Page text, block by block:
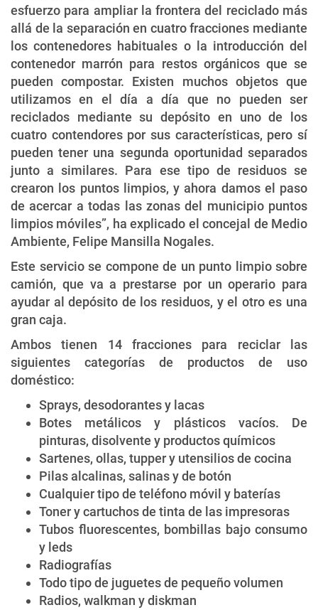
esfuerzo para ampliar la frontera del reciclado más
allá de la separación en cuatro fracciones mediante
los contenedores habituales o la introducción del
contenedor marrón para restos orgánicos que se
pueden compostar. Existen muchos objetos que
utilizamos en el día a día que no pueden ser
reciclados mediante su depósito en uno de los
cuatro contendores por sus características, pero sí
pueden tener una segunda oportunidad separados
junto a similares. Para ese tipo de residuos se
crearon los puntos limpios, y ahora damos el paso
de acercar a todas las zonas del municipio puntos
limpios móviles”, ha explicado el concejal de Medio
Ambiente, Felipe Mansilla Nogales.
Este servicio se compone de un punto limpio sobre
camión, que va a prestarse por un operario para
ayudar al depósito de los residuos, y el otro es una
gran caja.
Ambos tienen 14 fracciones para reciclar las
siguientes categorías de productos de uso
doméstico:
Sprays, desodorantes y lacas
Botes metálicos y plásticos vacíos. De
pinturas, disolvente y productos químicos
Sartenes, ollas, tupper y utensilios de cocina
Pilas alcalinas, salinas y de botón
Cualquier tipo de teléfono móvil y baterías
Toner y cartuchos de tinta de las impresoras
Tubos fluorescentes, bombillas bajo consumo
y leds
Radiografías
Todo tipo de juguetes de pequeño volumen
Radios, walkman y diskman